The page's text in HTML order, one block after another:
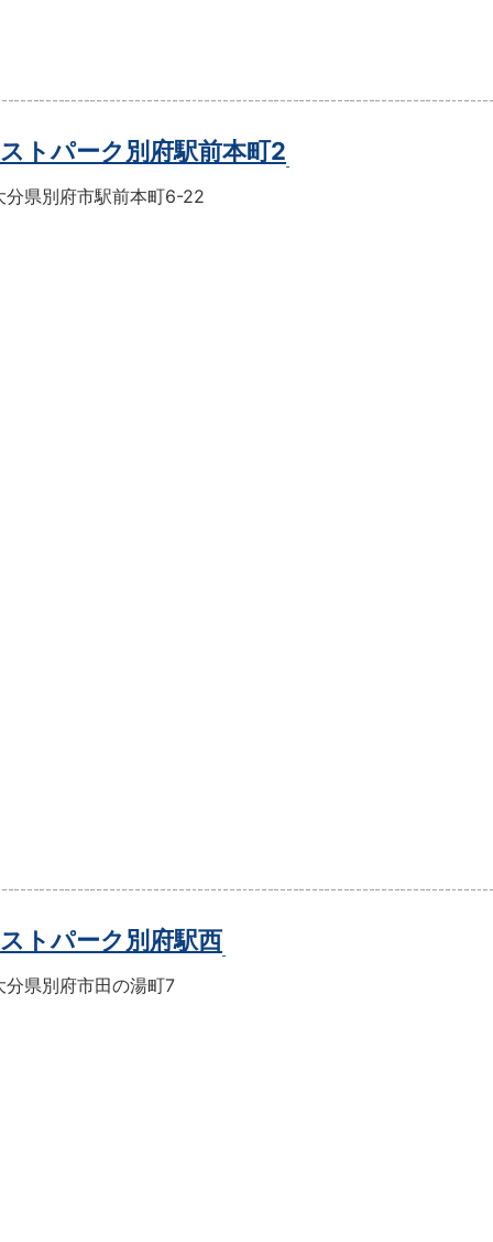
ストパーク別府駅前本町2
分県別府市駅前本町6-22
ストパーク別府駅西
分県別府市田の湯町7